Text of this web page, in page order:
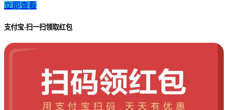
立即查看
支付宝-扫一扫领取红包